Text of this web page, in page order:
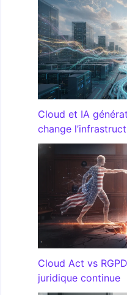
Cloud et IA
change
Cloud Act vs
juridique continue